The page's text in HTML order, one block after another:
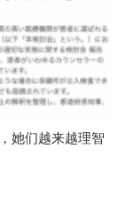
她们越来越理智